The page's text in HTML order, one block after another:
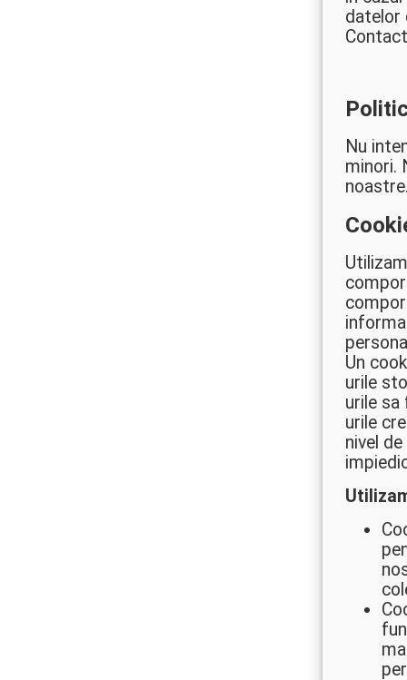
datelor
Nu
minori.
Un
urile
urile sa
urile
nivel